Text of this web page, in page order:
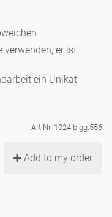
'Glam'
verwenden, er ist
ein Unikat
Art.Nr. 1024.blgg.556
Add to my order